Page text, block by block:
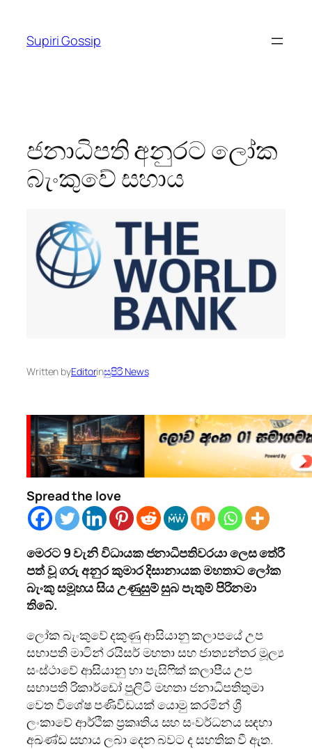
content
Supiri Gossip
ජනාධිපති අනුරට ලෝක
බැංකුවේ සහාය
Written byEditorinසුපිරි News
Spread the love
මෙරට 9 වැනි විධායක ජනාධිපතිවරයා ලෙස තේරී
පත් වූ ගරු අනුර කුමාර දිසානායක මහතාට ලෝක
බැංකු සමූහය සිය උණුසුම් සුබ පැතුම් පිරිනමා
තිබේ.
ලෝක බැංකුවේ දකුණු ආසියානු කලාපයේ උප
සභාපති මාටින් රයිසර් මහතා සහ ජාත්‍යන්තර මූල්‍ය
සංස්ථාවේ ආසියානු හා පැසිෆික් කලාපීය උප
සභාපති රිකාර්ඩෝ පුලිටි මහතා ජනාධිපතිතුමා
වෙත විශේෂ පණිවිඩයක් යොමු කරමින් ශ්‍රී
ලංකාවේ ආර්ථික ප්‍රකෘතිය සහ සංවර්ධනය සඳහා
අඛණ්ඩ සහාය ලබා දෙන බවට ද සහතික වී ඇත.